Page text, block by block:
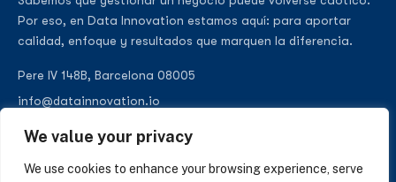
We value your privacy
We use cookies to enhance your browsing experience, serve
Por eso, en Data Innovation estamos aquí: para aportar
calidad, enfoque y resultados que marquen la diferencia.
Pere IV 148B, Barcelona 08005
info@datainnovation.io